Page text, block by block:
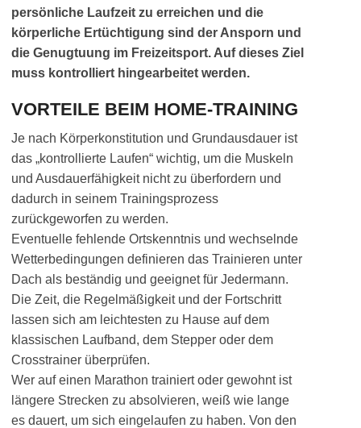
persönliche Laufzeit zu erreichen und die
körperliche Ertüchtigung sind der Ansporn und
die Genugtuung im Freizeitsport. Auf dieses Ziel
muss kontrolliert hingearbeitet werden.
VORTEILE BEIM HOME-TRAINING
Je nach Körperkonstitution und Grundausdauer ist
das „kontrollierte Laufen“ wichtig, um die Muskeln
und Ausdauerfähigkeit nicht zu überfordern und
dadurch in seinem Trainingsprozess
zurückgeworfen zu werden.
Eventuelle fehlende Ortskenntnis und wechselnde
Wetterbedingungen definieren das Trainieren unter
Dach als beständig und geeignet für Jedermann.
Die Zeit, die Regelmäßigkeit und der Fortschritt
lassen sich am leichtesten zu Hause auf dem
klassischen Laufband, dem Stepper oder dem
Crosstrainer überprüfen.
Wer auf einen Marathon trainiert oder gewohnt ist
längere Strecken zu absolvieren, weiß wie lange
es dauert, um sich eingelaufen zu haben. Von den